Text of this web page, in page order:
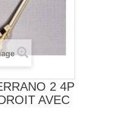
2 4P
AVEC